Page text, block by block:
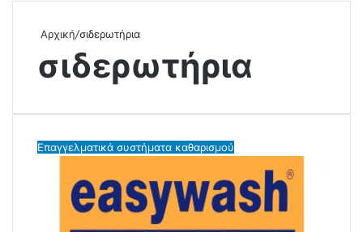
Αρχική/σιδερωτήρια
σιδερωτήρια
Επαγγελματικά συστήματα καθαρισμού